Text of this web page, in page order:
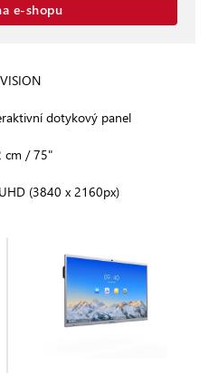
e-shopu
dotykový panel
cm / 75"
(3840 x 2160px)